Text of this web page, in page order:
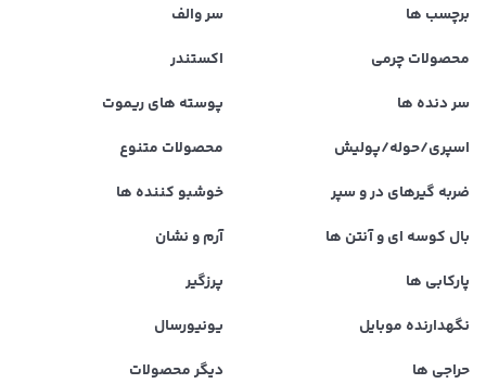
برچسب ها
سر والف
محصولات چرمی
اکستندر
سر دنده ها
پوسته های ریموت
اسپری/حوله/پولیش
محصولات متنوع
ضربه گیرهای در و سپر
خوشبو کننده ها
بال کوسه ای و آنتن ها
آرم و نشان
پارکابی ها
پرزگیر
نگهدارنده موبایل
یونیورسال
حراجی ها
دیگر محصولات